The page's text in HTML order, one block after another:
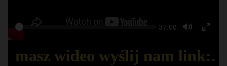
Play Seek Current
37:00
masz wideo wyślij nam link:.